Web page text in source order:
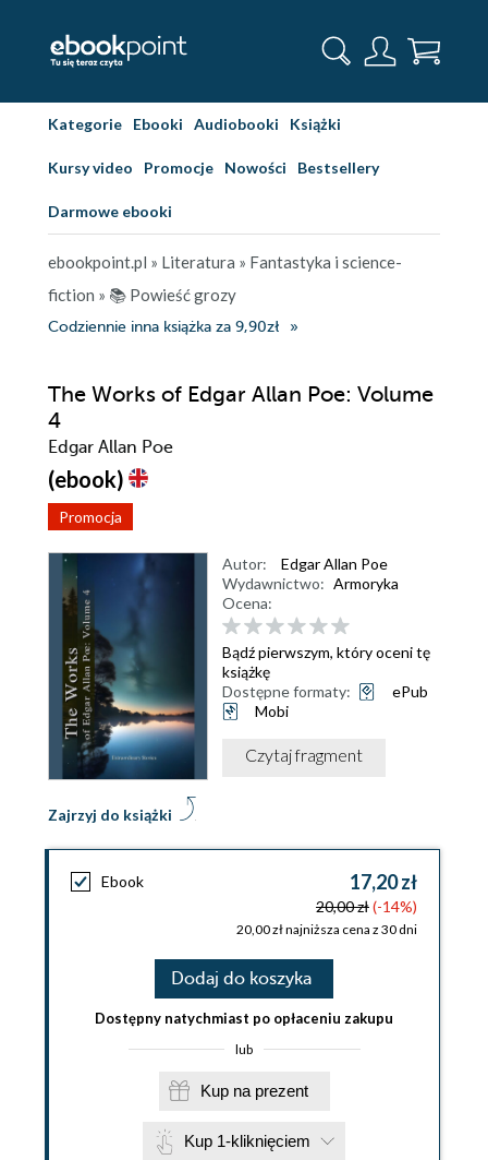
Kategorie Ebooki Audiobooki Książki
Kursy video Promocje Nowości Bestsellery
Darmowe ebooki
ebookpoint.pl » Literatura » Fantastyka i science-
fiction » 📚 Powieść grozy
Codziennie inna książka za 9,90zł
The Works of Edgar Allan Poe: Volume
4
Edgar Allan Poe
(ebook)
Promocja
Zajrzyj do książki
Autor:
Edgar Allan Poe
Wydawnictwo: Armoryka
Ocena:
Bądź pierwszym, który oceni tę
książkę
Dostępne formaty:
ePub
Mobi
Czytaj fragment
Ebook 17,20 zł
20,00 zł(-14%)
20,00 zł najniższa cena z 30 dni
Dodaj do koszyka
Dostępny natychmiast po opłaceniu zakupu
lub
Kup na prezent
Kup 1-kliknięciem